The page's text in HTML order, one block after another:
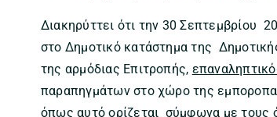
Διακηρύττει ότι την 30 Σεπτεμβρίου
στο Δημοτικό κατάστημα της
της αρμόδιας Επιτροπής,
παραπηγμάτων στο χώρο της
όπως αυτό ορίζεται σύμφωνα με τους